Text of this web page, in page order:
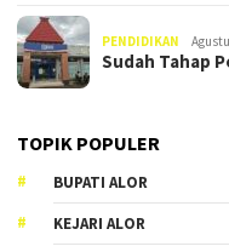
PENDIDIKAN
Sudah Tahap
TOPIK POPULER
BUPATI ALOR
KEJARI ALOR